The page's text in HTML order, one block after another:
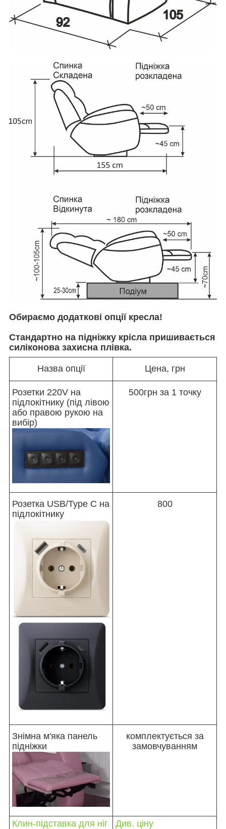
Обираємо додаткові опції кресла!
Стандартно на підніжку крісла пришивається
силіконова захисна плівка.
Назва опції Цена, грн
Розетки 220V на
підлокітнику (під лівою
або правою рукою на
вибір)
500грн за 1 точку
Розетка USB/Type С на
підлокітнику
800
Знімна м'яка панель
підніжки
комплектується за
замовчуванням
Клин-підставка для ніг Див. ціну